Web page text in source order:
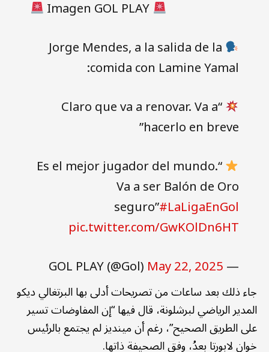
Imagen GOL PLAY
Jorge Mendes, a la salida de la
comida con Lamine Yamal:
“Claro que va a renovar. Va a
hacerlo en breve”
“Es el mejor jugador del mundo.
Va a ser Balón de Oro
seguro”#LaLigaEnGol
pic.twitter.com/GwKOlDn6HT
— GOL PLAY (@Gol)
May 22, 2025
جاء ذلك بعد ساعات من تصريحات أدلى بها البرتغالي ديكو
المدير الرياضي لبرشلونة، قال فيها “إن المفاوضات تسير
على الطريق الصحيح”، رغم أن مينديز لم يجتمع بالرئيس
خوان لابورتا بعدُ، وفق الصحيفة ذاتها.